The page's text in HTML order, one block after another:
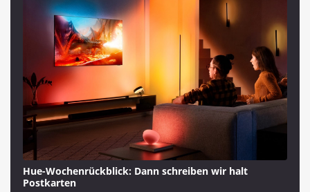
Hue-Wochenrückblick: Dann schreiben wir halt
Postkarten